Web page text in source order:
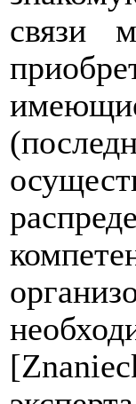
связи
[